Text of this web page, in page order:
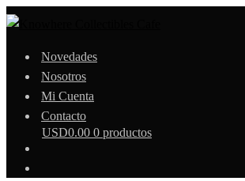
Novedades
Nosotros
Mi Cuenta
Contacto
USD0.00 0 productos